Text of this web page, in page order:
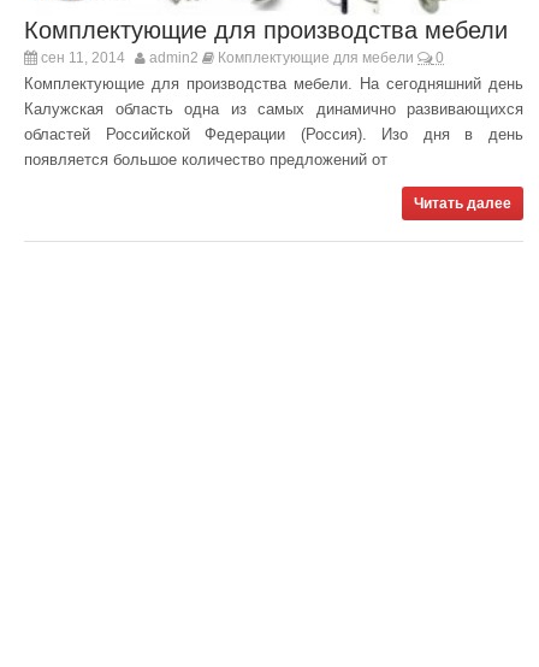
Комплектующие для производства мебели
сен 11, 2014 admin2 Комплектующие для мебели 0
Комплектующие для производства мебели. На сегодняшний день
Калужская область одна из самых динамично развивающихся
областей Российской Федерации (Россия). Изо дня в день
появляется большое количество предложений от
Читать далее